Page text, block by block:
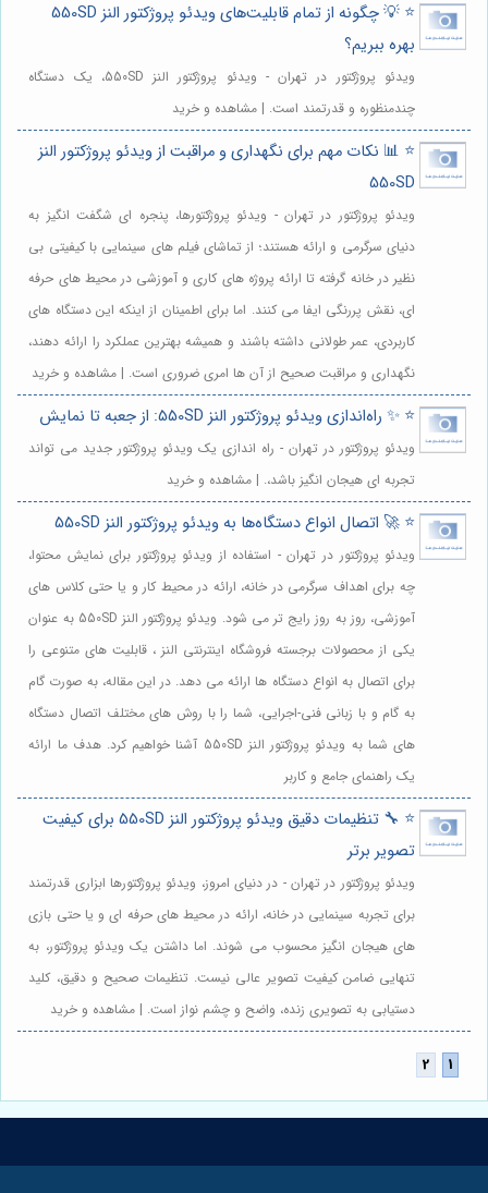
⭐️ 💡 چگونه از تمام قابلیت‌های ویدئو پروژکتور النز 550SD
بهره ببریم؟
ویدئو پروژکتور در تهران - ویدئو پروژکتور النز 550SD، یک دستگاه
چندمنظوره و قدرتمند است. | مشاهده و خرید
⭐️ 📊 نکات مهم برای نگهداری و مراقبت از ویدئو پروژکتور النز
550SD
ویدئو پروژکتور در تهران - ویدئو پروژکتورها، پنجره ای شگفت انگیز به
دنیای سرگرمی و ارائه هستند؛ از تماشای فیلم های سینمایی با کیفیتی بی
نظیر در خانه گرفته تا ارائه پروژه های کاری و آموزشی در محیط های حرفه
ای، نقش پررنگی ایفا می کنند. اما برای اطمینان از اینکه این دستگاه های
کاربردی، عمر طولانی داشته باشند و همیشه بهترین عملکرد را ارائه دهند،
نگهداری و مراقبت صحیح از آن ها امری ضروری است. | مشاهده و خرید
⭐️ ✨ راه‌اندازی ویدئو پروژکتور النز 550SD: از جعبه تا نمایش
ویدئو پروژکتور در تهران - راه اندازی یک ویدئو پروژکتور جدید می تواند
تجربه ای هیجان انگیز باشد،. | مشاهده و خرید
⭐️ 🚀 اتصال انواع دستگاه‌ها به ویدئو پروژکتور النز 550SD
ویدئو پروژکتور در تهران - استفاده از ویدئو پروژکتور برای نمایش محتوا،
چه برای اهداف سرگرمی در خانه، ارائه در محیط کار و یا حتی کلاس های
آموزشی، روز به روز رایج تر می شود. ویدئو پروژکتور النز 550SD به عنوان
یکی از محصولات برجسته فروشگاه اینترنتی النز ، قابلیت های متنوعی را
برای اتصال به انواع دستگاه ها ارائه می دهد. در این مقاله، به صورت گام
به گام و با زبانی فنی-اجرایی، شما را با روش های مختلف اتصال دستگاه
های شما به ویدئو پروژکتور النز 550SD آشنا خواهیم کرد. هدف ما ارائه
یک راهنمای جامع و کاربر
⭐️ 🔧 تنظیمات دقیق ویدئو پروژکتور النز 550SD برای کیفیت
تصویر برتر
ویدئو پروژکتور در تهران - در دنیای امروز، ویدئو پروژکتورها ابزاری قدرتمند
برای تجربه سینمایی در خانه، ارائه در محیط های حرفه ای و یا حتی بازی
های هیجان انگیز محسوب می شوند. اما داشتن یک ویدئو پروژکتور، به
تنهایی ضامن کیفیت تصویر عالی نیست. تنظیمات صحیح و دقیق، کلید
دستیابی به تصویری زنده، واضح و چشم نواز است. | مشاهده و خرید